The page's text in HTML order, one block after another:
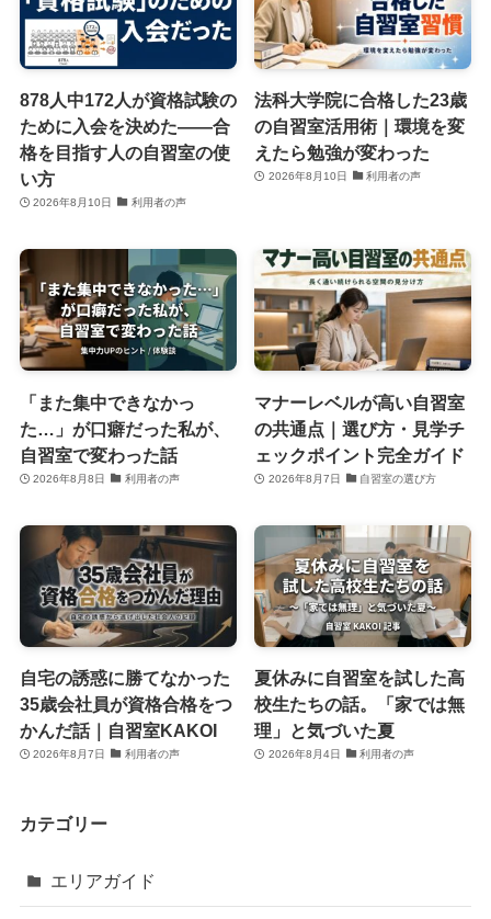
878人中172人が資格試験の
ために入会を決めた——合
格を目指す人の自習室の使
い方
2026年8月10日 利用者の声
法科大学院に合格した23歳
の自習室活用術｜環境を変
えたら勉強が変わった
2026年8月10日 利用者の声
「また集中できなかっ
た…」が口癖だった私が、
自習室で変わった話
2026年8月8日 利用者の声
マナーレベルが高い自習室
の共通点｜選び方・見学チ
ェックポイント完全ガイド
2026年8月7日 自習室の選び方
自宅の誘惑に勝てなかった
35歳会社員が資格合格をつ
かんだ話｜自習室KAKOI
2026年8月7日 利用者の声
夏休みに自習室を試した高
校生たちの話。「家では無
理」と気づいた夏
2026年8月4日 利用者の声
カテゴリー
エリアガイド